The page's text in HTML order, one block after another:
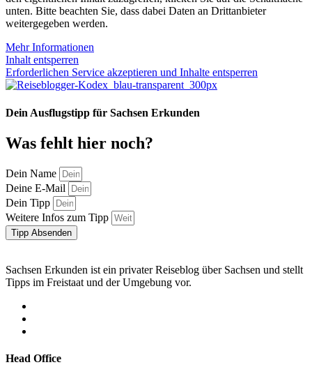
unten. Bitte beachten Sie, dass dabei Daten an Drittanbieter
weitergegeben werden.
Mehr Informationen
Inhalt entsperren
Erforderlichen Service akzeptieren und Inhalte entsperren
Dein Ausflugstipp für Sachsen Erkunden
Was fehlt hier noch?
Dein Name
Deine E-Mail
Dein Tipp
Weitere Infos zum Tipp
Tipp Absenden
Sachsen Erkunden ist ein privater Reiseblog über Sachsen und stellt
Tipps im Freistaat und der Umgebung vor.
Head Office